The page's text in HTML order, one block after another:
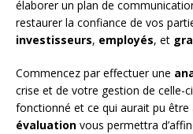
élaborer un plan de
restaurer la confiance de vos
investisseurs, employés, et
Commencez par effectuer une
crise et de votre gestion de celle-
fonctionné et ce qui aurait pu être
évaluation vous permettra